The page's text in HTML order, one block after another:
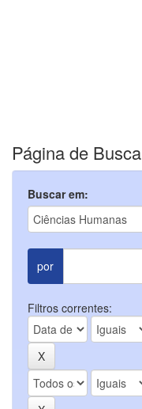
Página de Busca
Buscar em:
por
Filtros correntes: